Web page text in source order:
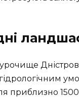
приблизно